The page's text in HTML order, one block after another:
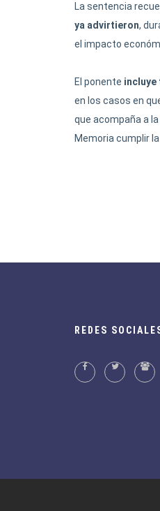
La sentencia
ya advirtieron,
el impacto
El ponente incluye
en los casos en
que acompaña a
Memoria cumplir
REDES